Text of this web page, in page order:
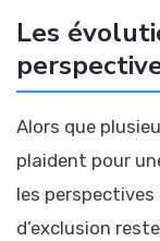
Les
Alors que
plaident pour
les
d’exclusion